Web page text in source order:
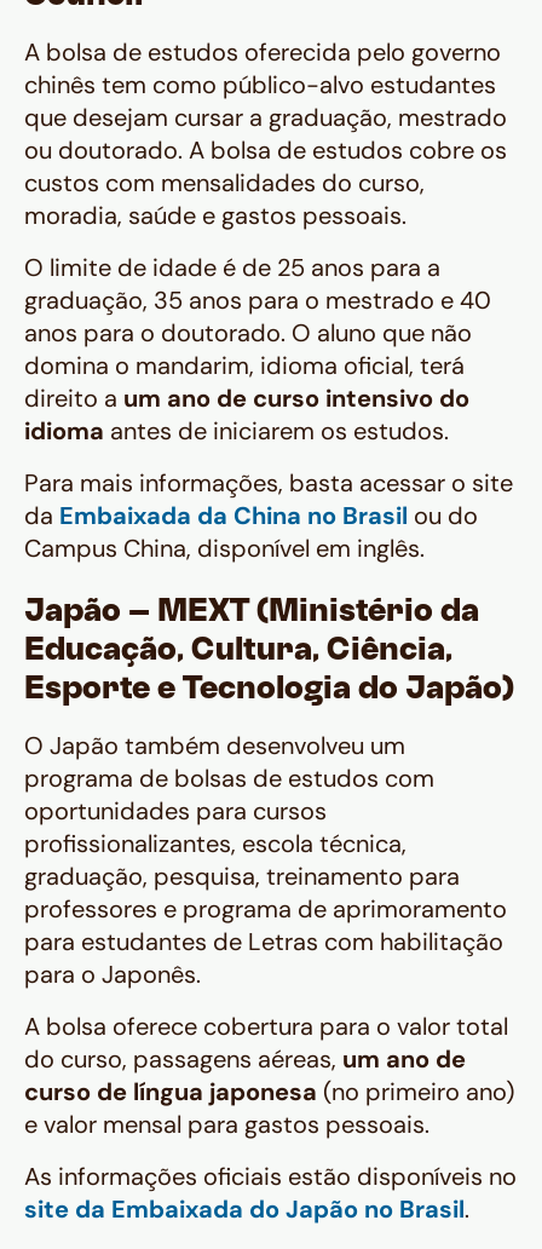
A bolsa de estudos oferecida pelo governo
chinês tem como público-alvo estudantes
que desejam cursar a graduação, mestrado
ou doutorado. A bolsa de estudos cobre os
custos com mensalidades do curso,
moradia, saúde e gastos pessoais.
O limite de idade é de 25 anos para a
graduação, 35 anos para o mestrado e 40
anos para o doutorado. O aluno que não
domina o mandarim, idioma oficial, terá
direito a um ano de curso intensivo do
idioma antes de iniciarem os estudos.
Para mais informações, basta acessar o site
da Embaixada da China no Brasil ou do
Campus China, disponível em inglês.
Japão – MEXT (Ministério da
Educação, Cultura, Ciência,
Esporte e Tecnologia do Japão)
O Japão também desenvolveu um
programa de bolsas de estudos com
oportunidades para cursos
profissionalizantes, escola técnica,
graduação, pesquisa, treinamento para
professores e programa de aprimoramento
para estudantes de Letras com habilitação
para o Japonês.
A bolsa oferece cobertura para o valor total
do curso, passagens aéreas, um ano de
curso de língua japonesa (no primeiro ano)
e valor mensal para gastos pessoais.
As informações oficiais estão disponíveis no
site da Embaixada do Japão no Brasil.